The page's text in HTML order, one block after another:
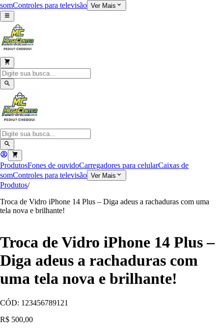
somControles para televisão Ver Mais
ProdutosFones de ouvidoCarregadores para celularCaixas de
somControles para televisão Ver Mais
Produtos/
Troca de Vidro iPhone 14 Plus – Diga adeus a rachaduras com uma
tela nova e brilhante!
Troca de Vidro iPhone 14 Plus –
Diga adeus a rachaduras com
uma tela nova e brilhante!
CÓD: 123456789121
R$ 500,00